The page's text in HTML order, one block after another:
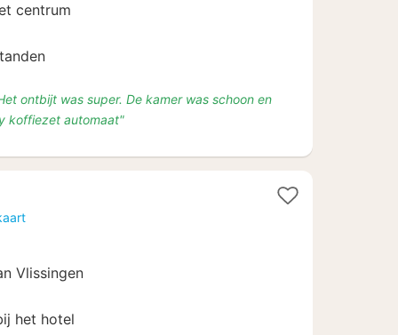
centrum
ontbijt was super. De kamer was schoon en
koffiezet automaat"
Vlissingen
het hotel